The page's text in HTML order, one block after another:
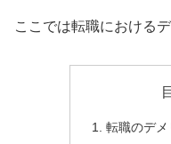
ここでは転職における
転職のデメ